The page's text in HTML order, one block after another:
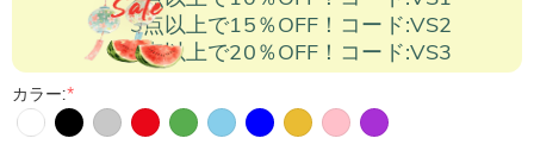
3点以上で15％OFF！コード:VS2
5点以上で20％OFF！コード:VS3
カラー:*